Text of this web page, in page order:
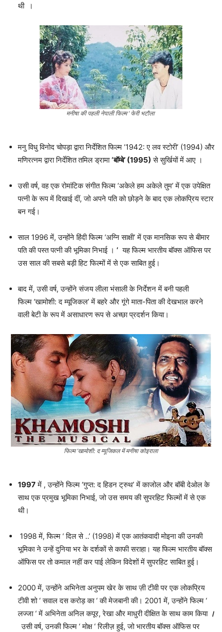
थी ।
मनीषा की पहली नेपाली फिल्म ‘ फेरी भटौला
मनु विधु विनोद चोपड़ा द्वारा निर्देशित फिल्म ‘1942: ए लव स्टोरी’ (1994) और
मणिरत्नम द्वारा निर्देशित तमिल ड्रामा‘बॉम्बे’ (1995) से सुर्खियों में आए ।
उसी वर्ष, वह एक रोमांटिक संगीत फिल्म ‘अकेले हम अकेले तुम’ में एक उपेक्षित
पत्नी के रूप में दिखाई दीं, जो अपने पति को छोड़ने के बाद एक लोकप्रिय स्टार
बन गई।
साल 1996 में, उन्होंने हिंदी फिल्म ‘अग्नि साक्षी’ में एक मानसिक रूप से बीमार
पति की पस्त पत्नी की भूमिका निभाई । ‘ यह फिल्म भारतीय बॉक्स ऑफिस पर
उस साल की सबसे बड़ी हिट फिल्मों में से एक साबित हुई।
बाद में, उसी वर्ष, उन्होंने संजय लीला भंसाली के निर्देशन में बनी पहली
फिल्म ‘खामोशी: द म्यूजिकल’ में बहरे और गूंगे माता-पिता की देखभाल करने
वाली बेटी के रूप में असाधारण रूप से अच्छा प्रदर्शन किया।
फिल्म ‘खामोशी: द म्यूजिकल में मनीषा कोइराला
1997में , उन्होंने फिल्म ‘गुप्त: द हिडन ट्रुथ’ में काजोल और बॉबी देओल के
साथ एक प्रमुख भूमिका निभाई, जो उस समय की सुपरहिट फिल्मों में से एक
थी।
1998 में, फिल्म ‘ दिल से ..’ (1998) में एक आतंकवादी मोइना की उनकी
भूमिका ने उन्हें दुनिया भर के दर्शकों से काफी सराहा। यह फिल्म भारतीय बॉक्स
ऑफिस पर तो कमाल नहीं कर पाई लेकिन विदेशों में सुपरहिट साबित हुई।
2000 में, उन्होंने अभिनेता अनुपम खेर के साथ ज़ी टीवी पर एक लोकप्रिय
टीवी शो ‘ सवाल दस करोड़ का ‘ की मेजबानी की। 2001 में, उन्होंने फिल्म ‘
लज्जा ‘ में अभिनेता अनिल कपूर, रेखा और माधुरी दीक्षित के साथ काम किया ।
उसी वर्ष, उनकी फिल्म ‘ मोक्ष ‘ रिलीज़ हुई, जो भारतीय बॉक्स ऑफिस पर